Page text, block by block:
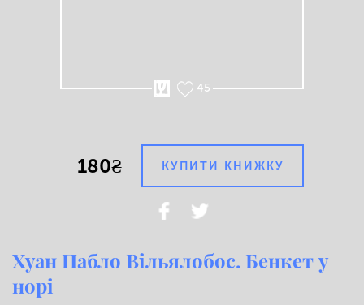
45
180₴ КУПИТИ КНИЖКУ
Хуан Пабло Вільялобос. Бенкет у
норі